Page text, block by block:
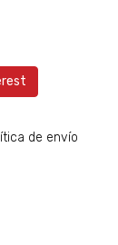
de envío